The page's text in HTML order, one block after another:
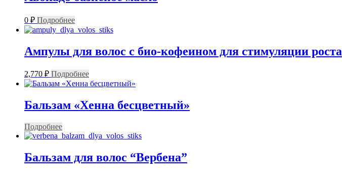
0 ₽ Подробнее
Ампулы для волос с био-кофеином для стимуляции роста
2,770 ₽ Подробнее
Бальзам «Хенна бесцветный»
Подробнее
Бальзам для волос “Вербена”